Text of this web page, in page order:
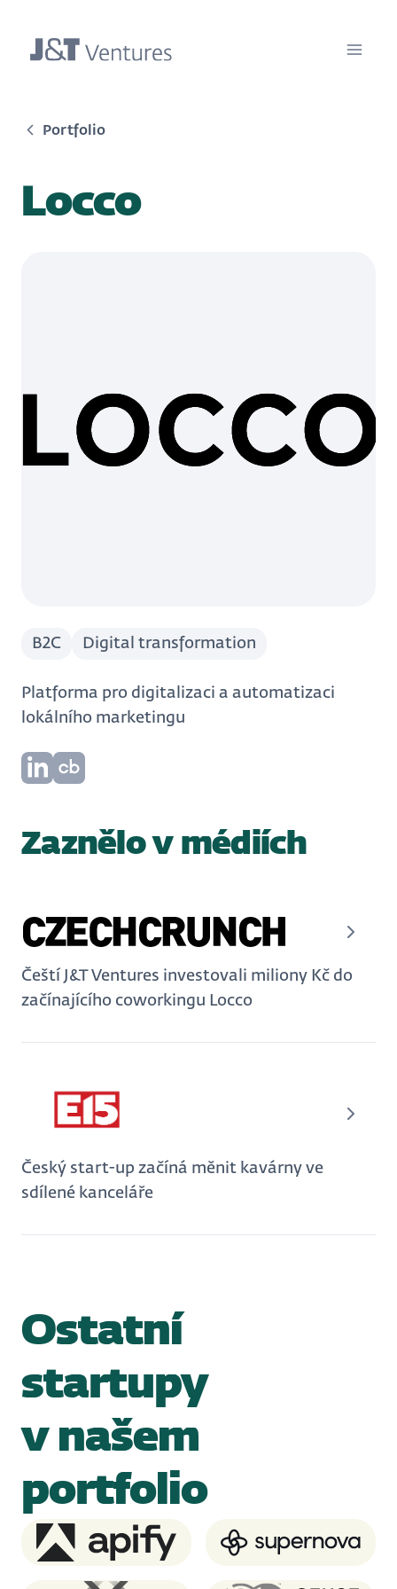
Portfolio
Locco
B2C Digital transformation
Platforma pro digitalizaci a automatizaci
lokálního marketingu
Zaznělo v médiích
Čeští J&T Ventures investovali miliony Kč do
začínajícího coworkingu Locco
Český start-up začíná měnit kavárny ve
sdílené kanceláře
Ostatní
startupy
v našem
portfolio
Apify Supernova.io